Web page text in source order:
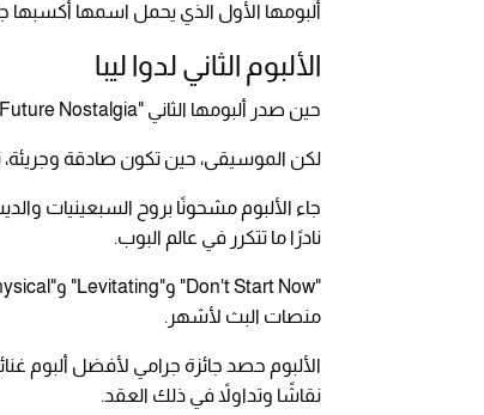
ألبومها الأول الذي يحمل اسمها أكسبها
الألبوم الثاني لدوا ليبا
حين صدر ألبومها الثاني "Future Nostalgia" عام 2020، كان العالم يتخبّط في ذروة الجائحة.
لكن الموسيقى، حين تكون صادقة
جاء الألبوم مشحونًا بروح السبعينيات
نادرًا ما تتكرر في عالم البوب.
منصات البث لأشهر.
الألبوم حصد جائزة جرامي لأفضل ألبوم
نقاشًا وتداولاً في ذلك العقد.